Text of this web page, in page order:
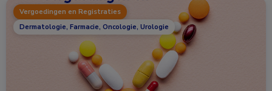
Vergoedingen en Registraties
Dermatologie, Farmacie, Oncologie, Urologie